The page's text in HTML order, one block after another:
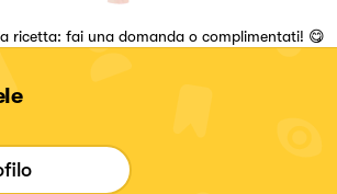
ricetta: fai una domanda o complimentati! 😋